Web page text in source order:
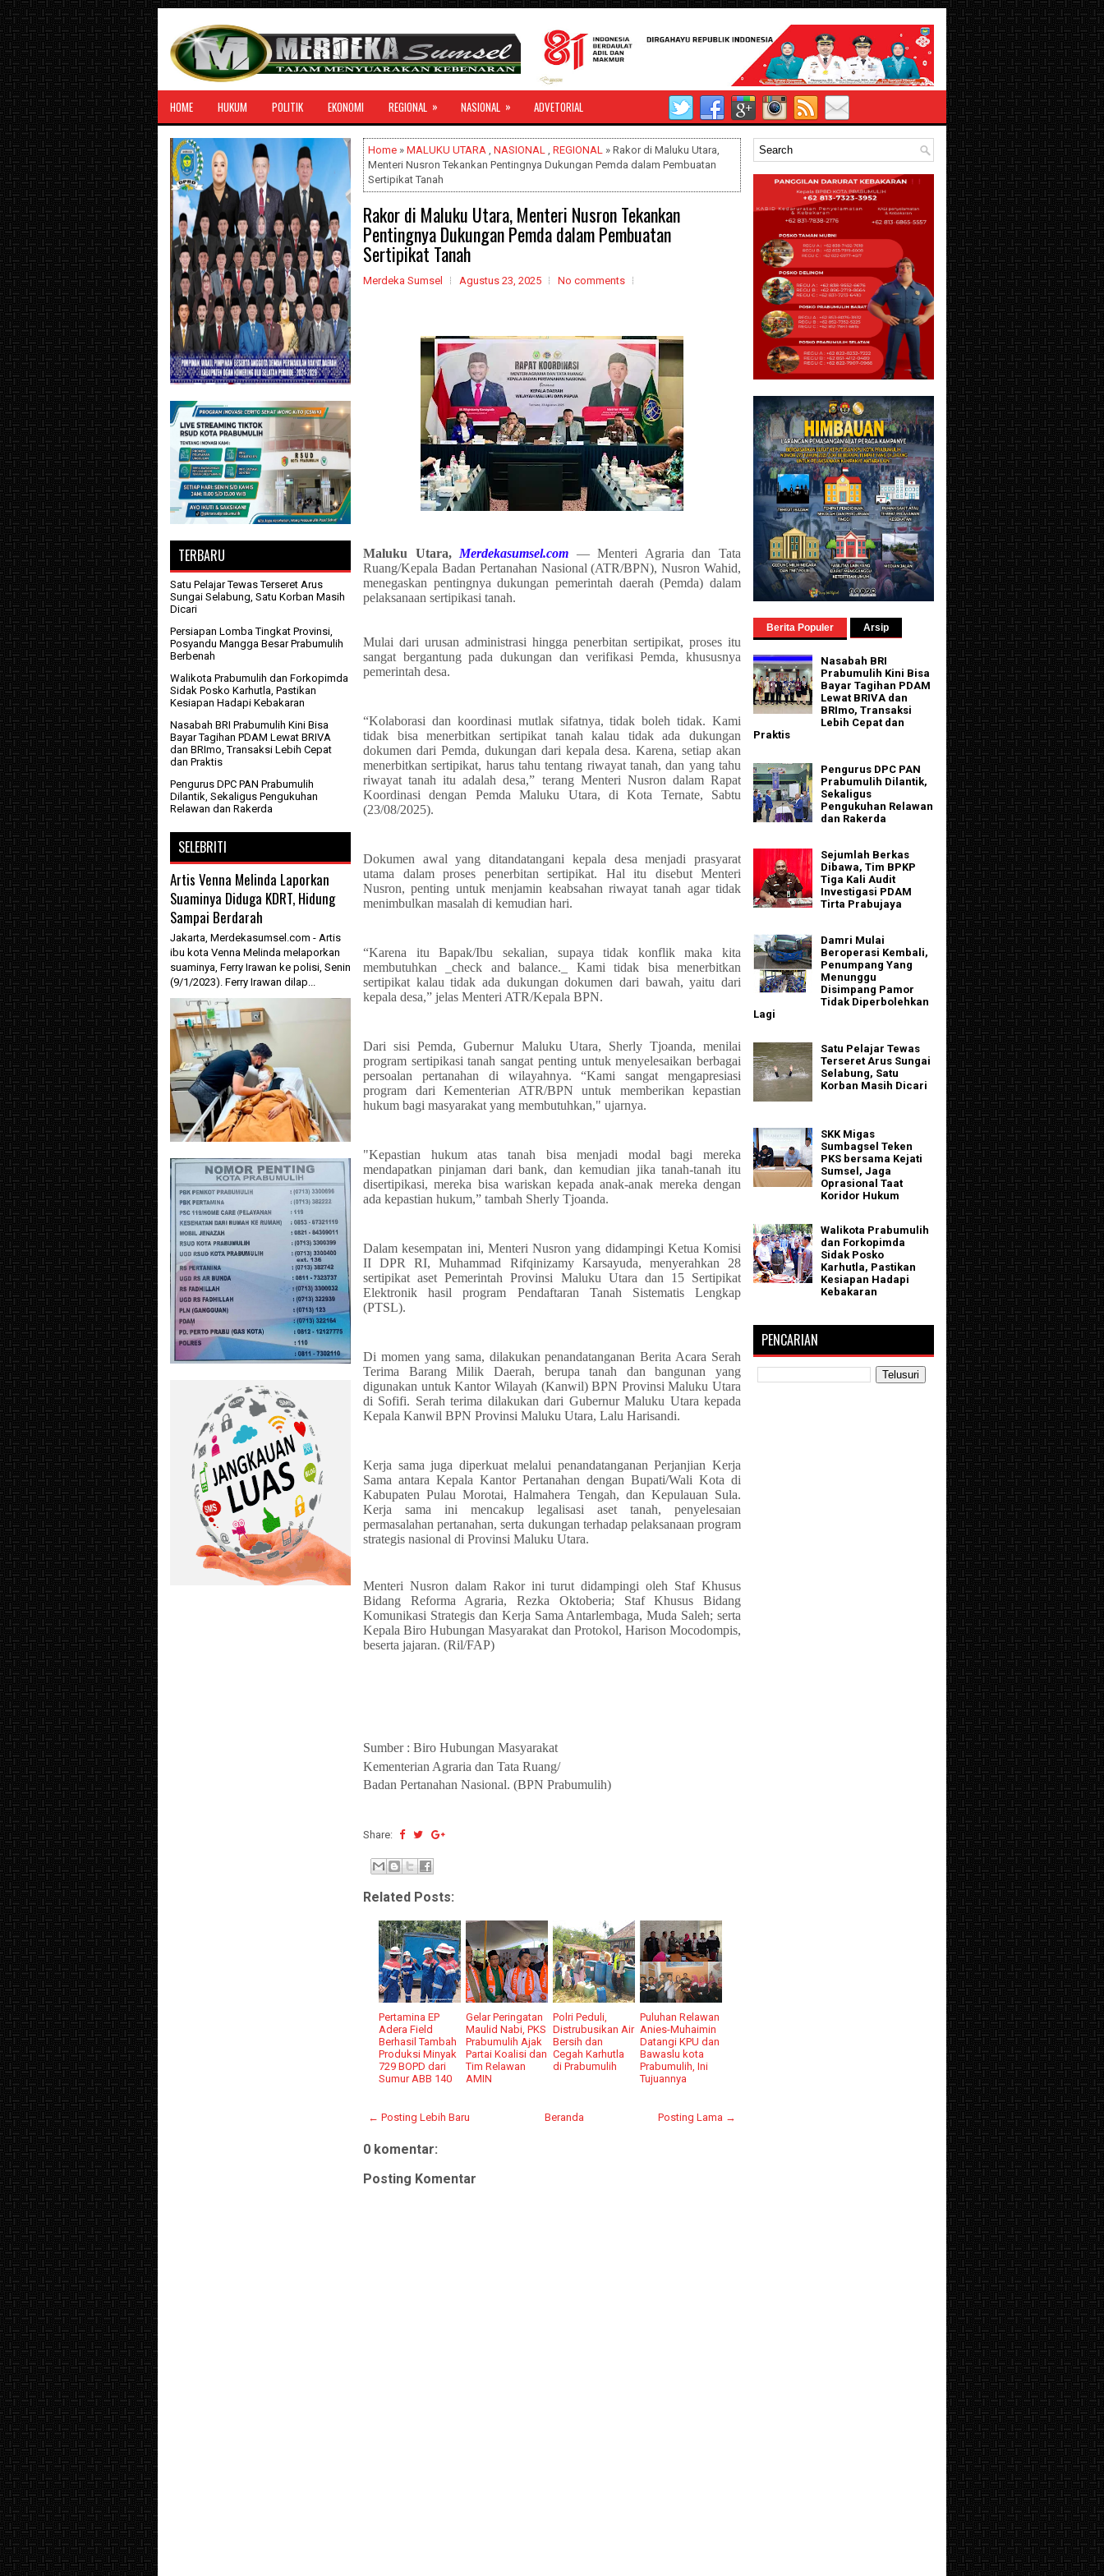
HOME HUKUM POLITIK EKONOMI REGIONAL » NASIONAL » ADVETORIAL
Home » MALUKU UTARA , NASIONAL , REGIONAL » Rakor di Maluku Utara,
Menteri Nusron Tekankan Pentingnya Dukungan Pemda dalam Pembuatan
Sertipikat Tanah
Rakor di Maluku Utara, Menteri Nusron Tekankan
Pentingnya Dukungan Pemda dalam Pembuatan
Sertipikat Tanah
Merdeka Sumsel Agustus 23, 2025 No comments
Maluku Utara, Merdekasumsel.com — Menteri Agraria dan Tata
Ruang/Kepala Badan Pertanahan Nasional (ATR/BPN), Nusron Wahid,
menegaskan pentingnya dukungan pemerintah daerah (Pemda) dalam
pelaksanaan sertipikasi tanah.
Mulai dari urusan administrasi hingga penerbitan sertipikat, proses itu
sangat bergantung pada dukungan dan verifikasi Pemda, khususnya
pemerintah desa.
“Kolaborasi dan koordinasi mutlak sifatnya, tidak boleh tidak. Kami
tidak bisa menerbitkan sertipikat tanah kalau tidak ada dukungan
dokumen dari Pemda, dukungan dari kepala desa. Karena, setiap akan
menerbitkan sertipikat, harus tahu tentang riwayat tanah, dan yang tahu
riwayat tanah itu adalah desa,” terang Menteri Nusron dalam Rapat
Koordinasi dengan Pemda Maluku Utara, di Kota Ternate, Sabtu
(23/08/2025).
Dokumen awal yang ditandatangani kepala desa menjadi prasyarat
utama dalam proses penerbitan sertipikat. Hal itu disebut Menteri
Nusron, penting untuk menjamin keabsahan riwayat tanah agar tidak
menimbulkan masalah di kemudian hari.
“Karena itu Bapak/Ibu sekalian, supaya tidak konflik maka kita
membutuhkan _check and balance._ Kami tidak bisa menerbitkan
sertipikat kalau tidak ada dukungan dokumen dari bawah, yaitu dari
kepala desa,” jelas Menteri ATR/Kepala BPN.
Dari sisi Pemda, Gubernur Maluku Utara, Sherly Tjoanda, menilai
program sertipikasi tanah sangat penting untuk menyelesaikan berbagai
persoalan pertanahan di wilayahnya. “Kami sangat mengapresiasi
program dari Kementerian ATR/BPN untuk memberikan kepastian
hukum bagi masyarakat yang membutuhkan," ujarnya.
"Kepastian hukum atas tanah bisa menjadi modal bagi mereka
mendapatkan pinjaman dari bank, dan kemudian jika tanah-tanah itu
disertipikasi, mereka bisa wariskan kepada anak-anak mereka dengan
ada kepastian hukum,” tambah Sherly Tjoanda.
Dalam kesempatan ini, Menteri Nusron yang didampingi Ketua Komisi
II DPR RI, Muhammad Rifqinizamy Karsayuda, menyerahkan 28
sertipikat aset Pemerintah Provinsi Maluku Utara dan 15 Sertipikat
Elektronik hasil program Pendaftaran Tanah Sistematis Lengkap
(PTSL).
Di momen yang sama, dilakukan penandatanganan Berita Acara Serah
Terima Barang Milik Daerah, berupa tanah dan bangunan yang
digunakan untuk Kantor Wilayah (Kanwil) BPN Provinsi Maluku Utara
di Sofifi. Serah terima dilakukan dari Gubernur Maluku Utara kepada
Kepala Kanwil BPN Provinsi Maluku Utara, Lalu Harisandi.
Kerja sama juga diperkuat melalui penandatanganan Perjanjian Kerja
Sama antara Kepala Kantor Pertanahan dengan Bupati/Wali Kota di
Kabupaten Pulau Morotai, Halmahera Tengah, dan Kepulauan Sula.
Kerja sama ini mencakup legalisasi aset tanah, penyelesaian
permasalahan pertanahan, serta dukungan terhadap pelaksanaan program
strategis nasional di Provinsi Maluku Utara.
Menteri Nusron dalam Rakor ini turut didampingi oleh Staf Khusus
Bidang Reforma Agraria, Rezka Oktoberia; Staf Khusus Bidang
Komunikasi Strategis dan Kerja Sama Antarlembaga, Muda Saleh; serta
Kepala Biro Hubungan Masyarakat dan Protokol, Harison Mocodompis,
beserta jajaran. (Ril/FAP)
Sumber : Biro Hubungan Masyarakat
Kementerian Agraria dan Tata Ruang/
Badan Pertanahan Nasional. (BPN Prabumulih)
Share:
Related Posts:
Pertamina EP
Adera Field
Berhasil Tambah
Produksi Minyak
729 BOPD dari
Sumur ABB 140
Gelar Peringatan
Maulid Nabi, PKS
Prabumulih Ajak
Partai Koalisi dan
Tim Relawan
AMIN
Polri Peduli,
Distrubusikan Air
Bersih dan
Cegah Karhutla
di Prabumulih
Puluhan Relawan
Anies-Muhaimin
Datangi KPU dan
Bawaslu kota
Prabumulih, Ini
Tujuannya
← Posting Lebih Baru Posting Lama →
Beranda
0 komentar:
Posting Komentar
TERBARU
Satu Pelajar Tewas Terseret Arus
Sungai Selabung, Satu Korban Masih
Dicari
Persiapan Lomba Tingkat Provinsi,
Posyandu Mangga Besar Prabumulih
Berbenah
Walikota Prabumulih dan Forkopimda
Sidak Posko Karhutla, Pastikan
Kesiapan Hadapi Kebakaran
Nasabah BRI Prabumulih Kini Bisa
Bayar Tagihan PDAM Lewat BRIVA
dan BRImo, Transaksi Lebih Cepat
dan Praktis
Pengurus DPC PAN Prabumulih
Dilantik, Sekaligus Pengukuhan
Relawan dan Rakerda
SELEBRITI
Artis Venna Melinda Laporkan
Suaminya Diduga KDRT, Hidung
Sampai Berdarah
Jakarta, Merdekasumsel.com - Artis
ibu kota Venna Melinda melaporkan
suaminya, Ferry Irawan ke polisi, Senin
(9/1/2023). Ferry Irawan dilap...
Berita Populer Arsip
Nasabah BRI
Prabumulih Kini Bisa
Bayar Tagihan PDAM
Lewat BRIVA dan
BRImo, Transaksi
Lebih Cepat dan
Praktis
Pengurus DPC PAN
Prabumulih Dilantik,
Sekaligus
Pengukuhan Relawan
dan Rakerda
Sejumlah Berkas
Dibawa, Tim BPKP
Tiga Kali Audit
Investigasi PDAM
Tirta Prabujaya
Damri Mulai
Beroperasi Kembali,
Penumpang Yang
Menunggu
Disimpang Pamor
Tidak Diperbolehkan
Lagi
Satu Pelajar Tewas
Terseret Arus Sungai
Selabung, Satu
Korban Masih Dicari
SKK Migas
Sumbagsel Teken
PKS bersama Kejati
Sumsel, Jaga
Oprasional Taat
Koridor Hukum
Walikota Prabumulih
dan Forkopimda
Sidak Posko
Karhutla, Pastikan
Kesiapan Hadapi
Kebakaran
PENCARIAN